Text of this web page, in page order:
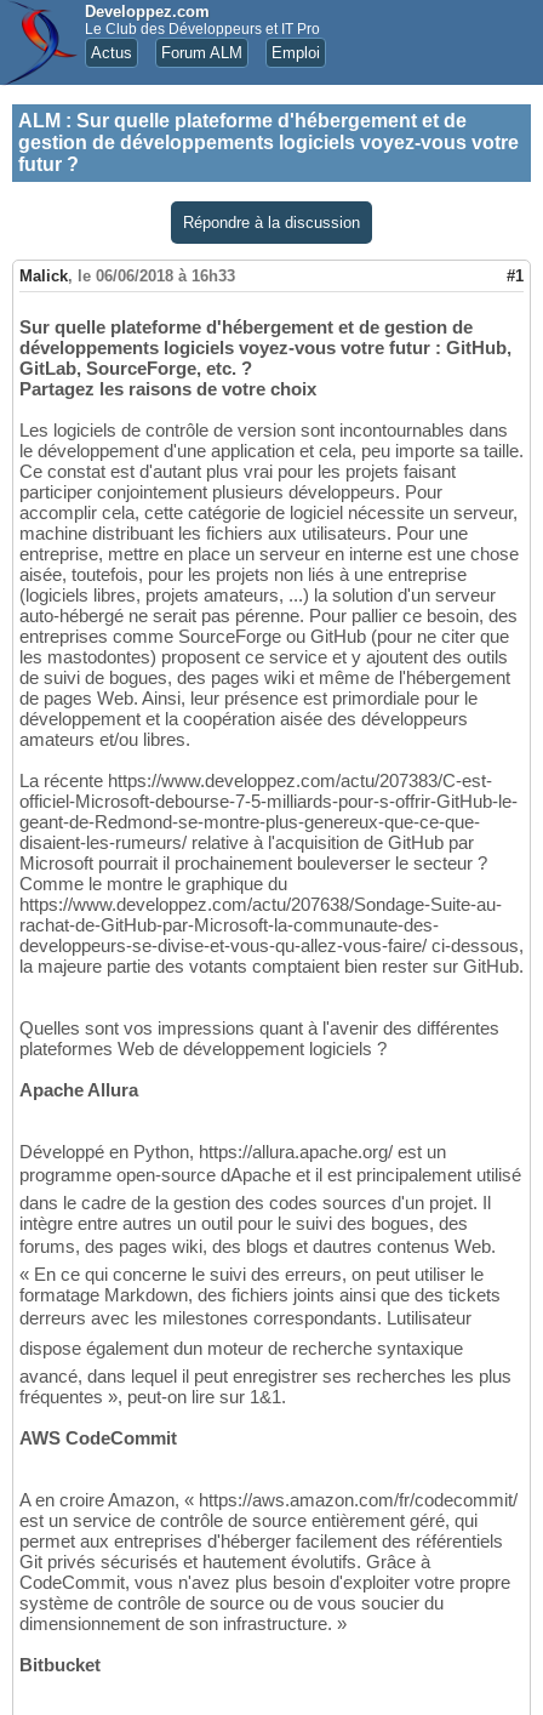
Developpez.com
Le Club des Développeurs et IT Pro
Actus Forum ALM Emploi
ALM : Sur quelle plateforme d'hébergement et de
gestion de développements logiciels voyez-vous votre
futur ?
Répondre à la discussion
Malick, le 06/06/2018 à 16h33 #1
Sur quelle plateforme d'hébergement et de gestion de
développements logiciels voyez-vous votre futur : GitHub,
GitLab, SourceForge, etc. ?
Partagez les raisons de votre choix
Les logiciels de contrôle de version sont incontournables dans
le développement d'une application et cela, peu importe sa taille.
Ce constat est d'autant plus vrai pour les projets faisant
participer conjointement plusieurs développeurs. Pour
accomplir cela, cette catégorie de logiciel nécessite un serveur,
machine distribuant les fichiers aux utilisateurs. Pour une
entreprise, mettre en place un serveur en interne est une chose
aisée, toutefois, pour les projets non liés à une entreprise
(logiciels libres, projets amateurs, ...) la solution d'un serveur
auto-hébergé ne serait pas pérenne. Pour pallier ce besoin, des
entreprises comme SourceForge ou GitHub (pour ne citer que
les mastodontes) proposent ce service et y ajoutent des outils
de suivi de bogues, des pages wiki et même de l'hébergement
de pages Web. Ainsi, leur présence est primordiale pour le
développement et la coopération aisée des développeurs
amateurs et/ou libres.
La récente https://www.developpez.com/actu/207383/C-est-
officiel-Microsoft-debourse-7-5-milliards-pour-s-offrir-GitHub-le-
geant-de-Redmond-se-montre-plus-genereux-que-ce-que-
disaient-les-rumeurs/ relative à l'acquisition de GitHub par
Microsoft pourrait il prochainement bouleverser le secteur ?
Comme le montre le graphique du
https://www.developpez.com/actu/207638/Sondage-Suite-au-
rachat-de-GitHub-par-Microsoft-la-communaute-des-
developpeurs-se-divise-et-vous-qu-allez-vous-faire/ ci-dessous,
la majeure partie des votants comptaient bien rester sur GitHub.
Quelles sont vos impressions quant à l'avenir des différentes
plateformes Web de développement logiciels ?
Apache Allura
Développé en Python, https://allura.apache.org/ est un
programme open-source dApache et il est principalement utilisé
dans le cadre de la gestion des codes sources d'un projet. Il
intègre entre autres un outil pour le suivi des bogues, des
forums, des pages wiki, des blogs et dautres contenus Web.
« En ce qui concerne le suivi des erreurs, on peut utiliser le
formatage Markdown, des fichiers joints ainsi que des tickets
derreurs avec les milestones correspondants. Lutilisateur
dispose également dun moteur de recherche syntaxique
avancé, dans lequel il peut enregistrer ses recherches les plus
fréquentes », peut-on lire sur 1&1.
AWS CodeCommit
A en croire Amazon, « https://aws.amazon.com/fr/codecommit/
est un service de contrôle de source entièrement géré, qui
permet aux entreprises d'héberger facilement des référentiels
Git privés sécurisés et hautement évolutifs. Grâce à
CodeCommit, vous n'avez plus besoin d'exploiter votre propre
système de contrôle de source ou de vous soucier du
dimensionnement de son infrastructure. »
Bitbucket